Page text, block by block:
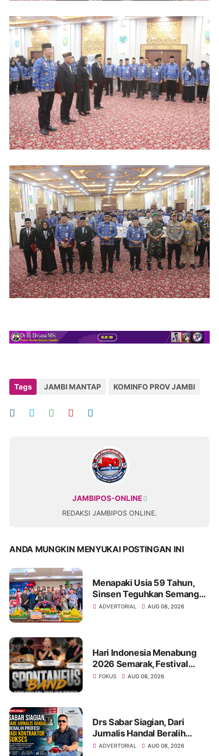
Tags JAMBI MANTAP KOMINFO PROV JAMBI
JAMBIPOS-ONLINE
REDAKSI JAMBIPOS ONLINE.
ANDA MUNGKIN MENYUKAI POSTINGAN INI
Menapaki Usia 59 Tahun,
Sinsen Teguhkan Semangat
“Sustainably Growing”
ADVERTORIAL AUG 08, 2026
Hari Indonesia Menabung
2026 Semarak, Festival
Band Pelajar dan Mahasiswa
2
FOKUS AUG 08, 2026
Drs Sabar Siagian, Dari
Jurnalis Handal Beralih
Profesi Jadi Kontraktor
ADVERTORIAL AUG 08, 2026